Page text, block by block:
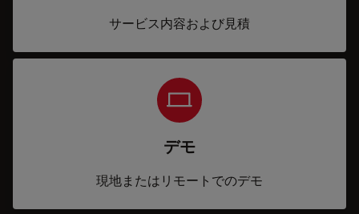
サービス内容および見積
デモ
現地またはリモートでのデモ